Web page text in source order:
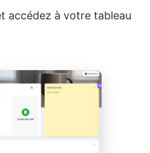
accédez à votre tableau